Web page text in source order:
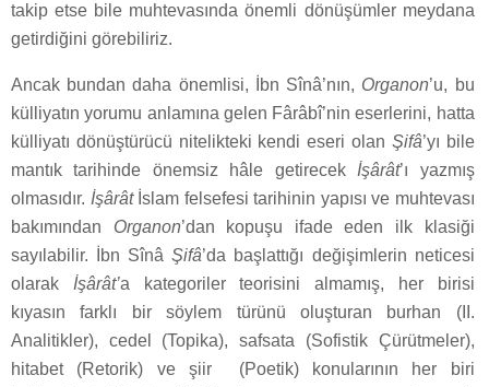
takip etse bile muhtevasında önemli dönüşümler meydana
getirdiğini görebiliriz.
Ancak bundan daha önemlisi, İbn Sînâ’nın, Organon’u, bu
külliyatın yorumu anlamına gelen Fârâbî’nin eserlerini, hatta
külliyatı dönüştürücü nitelikteki kendi eseri olan Şifâ’yı bile
mantık tarihinde önemsiz hâle getirecek İşârât’ı yazmış
olmasıdır. İşârâtİslam felsefesi tarihinin yapısı ve muhtevası
bakımından Organon’dan kopuşu ifade eden ilk klasiği
sayılabilir. İbn SînâŞifâ’da başlattığı değişimlerin neticesi
olarak İşârât’a kategoriler teorisini almamış, her birisi
kıyasın farklı bir söylem türünü oluşturan burhan (II.
Analitikler), cedel (Topika), safsata (Sofistik Çürütmeler),
hitabet (Retorik) ve şiir (Poetik) konularının her biri